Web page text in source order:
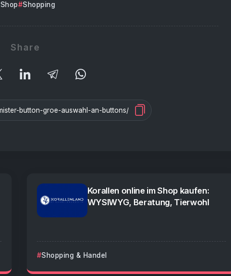
Shop Shopping
Share
Korallen online im Shop kaufen:
WYSIWYG, Beratung, Tierwohl
Shopping & Handel